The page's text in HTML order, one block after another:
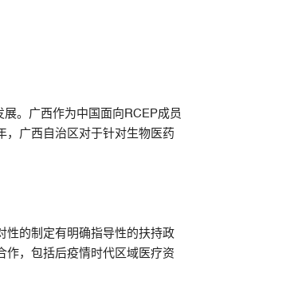
。广西作为中国面向RCEP成员
广西自治区对于针对生物医药
性的制定有明确指导性的扶持政
，包括后疫情时代区域医疗资